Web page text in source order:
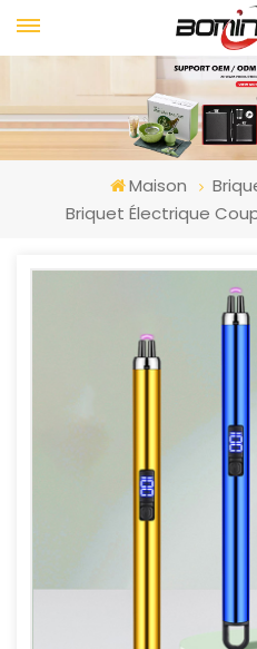
Maison
Briquet Électrique